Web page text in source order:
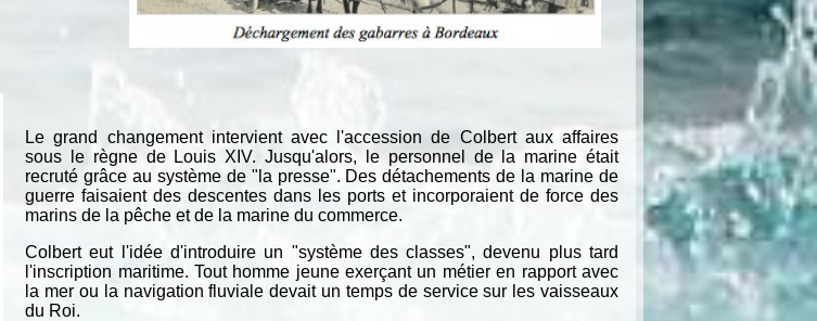
Le grand changement intervient avec l'accession de Colbert aux affaires
sous le règne de Louis XIV. Jusqu'alors, le personnel de la marine était
recruté grâce au système de "la presse". Des détachements de la marine de
guerre faisaient des descentes dans les ports et incorporaient de force des
marins de la pêche et de la marine du commerce.
Colbert eut l'idée d'introduire un "système des classes", devenu plus tard
l'inscription maritime. Tout homme jeune exerçant un métier en rapport avec
la mer ou la navigation fluviale devait un temps de service sur les vaisseaux
du Roi.